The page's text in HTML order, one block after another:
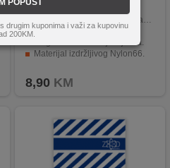
POPUST
drugim kuponima i važi za kupovinu
200KM.
Jednostavno postavljanje kabela s vezicama.
Zaštita od UV zračenja.
Mogućnost fiksiranja vijcima.
Materijal izdržljivog Nylon66.
8,90 KM